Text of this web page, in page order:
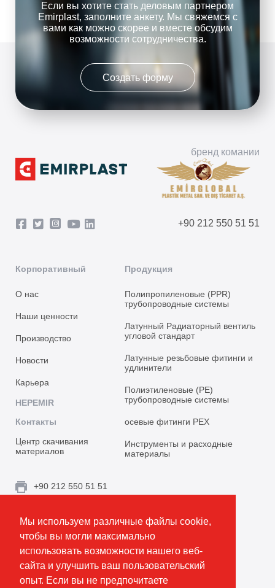
Мы используем различные файлы cookie,
чтобы вы могли максимально
использовать возможности нашего веб-
сайта и улучшить ваш пользовательский
опыт. Если вы не предпочитаете
Если вы хотите стать деловым партнером
Emirplast, заполните анкету. Мы свяжемся с
вами как можно скорее и вместе обсудим
возможности сотрудничества.
Создать форму
бренд комании
+90 212 550 51 51
Корпоративный
О нас
Наши ценности
Производство
Новости
Карьера
HEPEMIR
Контакты
Центр скачивания
материалов
Продукция
Полипропиленовые (PPR)
трубопроводные системы
Латунный Радиаторный вентиль
угловой стандарт
Латунные резьбовые фитинги и
удлинители
Полиэтиленовые (PE)
трубопроводные системы
осевые фитинги PEX
Инструменты и расходные
материалы
+90 212 550 51 51
Topçular Mh. Rami Kışla Cad. İncirlik Sok. No.16A,
Создать маршрут